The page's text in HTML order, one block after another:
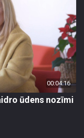
00:04:16
ūdens nozīmi